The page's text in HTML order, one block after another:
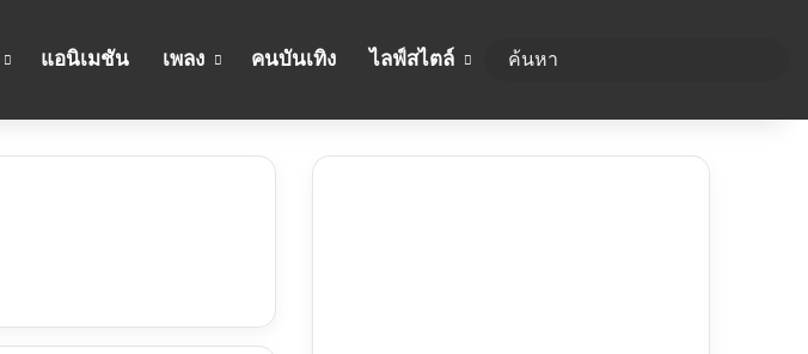
แอนิเมชัน เพลง คนบันเทิง ไลฟ์สไตล์